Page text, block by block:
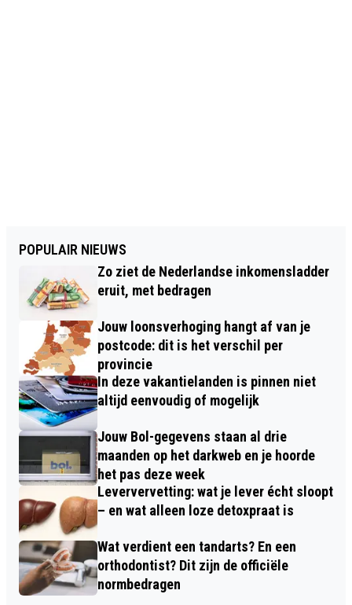
POPULAIR NIEUWS
Zo ziet de Nederlandse inkomensladder
eruit, met bedragen
Jouw loonsverhoging hangt af van je
postcode: dit is het verschil per
provincie
In deze vakantielanden is pinnen niet
altijd eenvoudig of mogelijk
Jouw Bol-gegevens staan al drie
maanden op het darkweb en je hoorde
het pas deze week
Leververvetting: wat je lever écht sloopt
– en wat alleen loze detoxpraat is
Wat verdient een tandarts? En een
orthodontist? Dit zijn de officiële
normbedragen